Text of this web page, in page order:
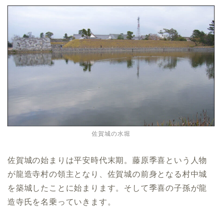
佐賀城の水堀
佐賀城の始まりは平安時代末期。藤原季喜という人物
が龍造寺村の領主となり、佐賀城の前身となる村中城
を築城したことに始まります。そして季喜の子孫が龍
造寺氏を名乗っていきます。